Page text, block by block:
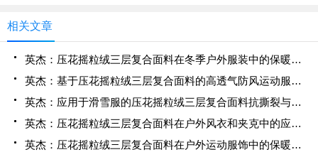
相关文章
英杰：压花摇粒绒三层复合面料在冬季户外服装中的保暖性能优化研究
英杰：基于压花摇粒绒三层复合面料的高透气防风运动服饰开发
英杰：应用于滑雪服的压花摇粒绒三层复合面料抗撕裂与耐磨性提升技术
英杰：压花摇粒绒三层复合面料在户外风衣和夹克中的应用与性能
英杰：压花摇粒绒三层复合面料在户外运动服饰中的保暖与透气性能研究